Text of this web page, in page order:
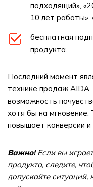
подходящий»,
10 лет работы»,
бесплатная
продукта.
Последний момент
технике продаж
возможность
хотя бы на
повышает конверсии
Важно!Если вы
продукта, следите,
допускайте ситуаций,